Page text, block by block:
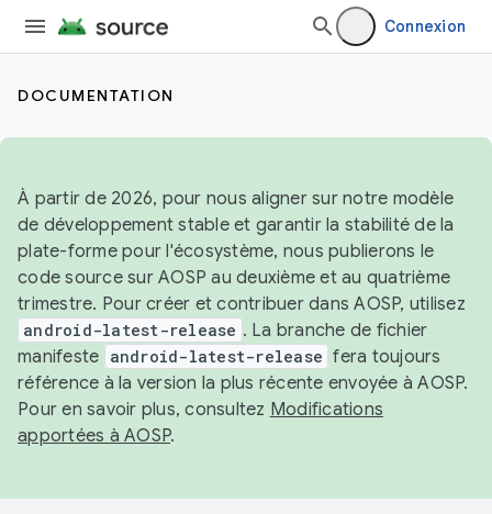
Connexion
DOCUMENTATION
À partir de 2026, pour nous aligner sur notre modèle
de développement stable et garantir la stabilité de la
plate-forme pour l'écosystème, nous publierons le
code source sur AOSP au deuxième et au quatrième
trimestre. Pour créer et contribuer dans AOSP, utilisez
android-latest-release . La branche de fichier
manifeste android-latest-release fera toujours
référence à la version la plus récente envoyée à AOSP.
Pour en savoir plus, consultez Modifications
apportées à AOSP.